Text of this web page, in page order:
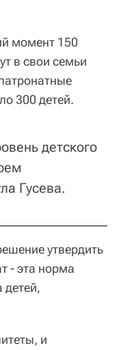
момент 150
в свои семьи
300 детей.
детского
Гусева.
утвердить
- эта норма
детей,
и